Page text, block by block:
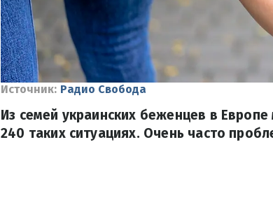
Источник: Радио Свобода
Из семей украинских беженцев в
240 таких ситуациях. Очень часто